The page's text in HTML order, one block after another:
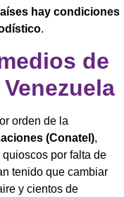
hay condiciones
.
de
orden de la
(Conatel),
por falta de
tenido que cambiar
y cientos de